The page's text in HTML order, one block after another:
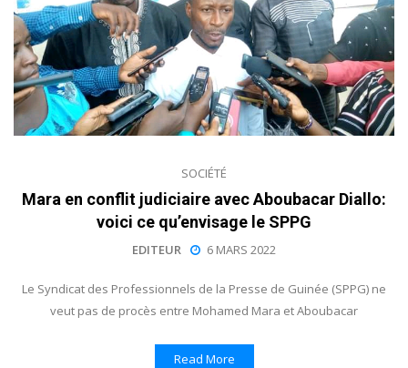
SOCIÉTÉ
Mara en conflit judiciaire avec Aboubacar Diallo:
voici ce qu’envisage le SPPG
EDITEUR 6 MARS 2022
Le Syndicat des Professionnels de la Presse de Guinée (SPPG) ne
veut pas de procès entre Mohamed Mara et Aboubacar
Read More